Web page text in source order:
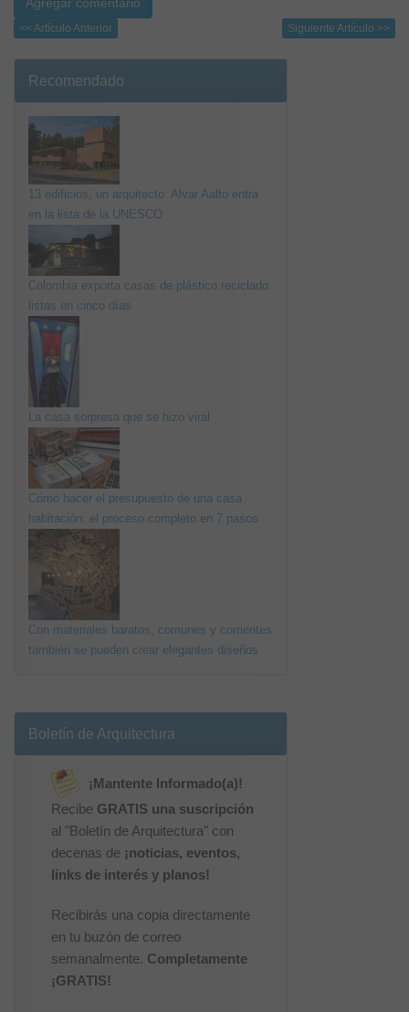
<< Artículo Anterior Siguiente Artículo >>
Recomendado
13 edificios, un arquitecto: Alvar Aalto entra
en la lista de la UNESCO
Colombia exporta casas de plástico reciclado
listas en cinco días
La casa sorpresa que se hizo viral
Cómo hacer el presupuesto de una casa
habitación: el proceso completo en 7 pasos
Con materiales baratos, comunes y corrientes
también se pueden crear elegantes diseños
Boletín de Arquitectura
¡Mantente Informado(a)!
Recibe GRATIS una suscripción
al "Boletín de Arquitectura" con
decenas de ¡noticias, eventos,
links de interés y planos!
Recibirás una copia directamente
en tu buzón de correo
semanalmente. Completamente
¡GRATIS!